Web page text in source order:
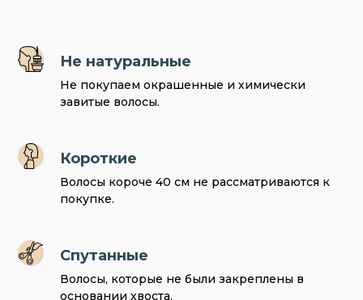
Не натуральные
Не покупаем окрашенные и химически
завитые волосы.
Короткие
Волосы короче 40 см не рассматриваются к
покупке.
Спутанные
Волосы, которые не были закреплены в
основании хвоста.